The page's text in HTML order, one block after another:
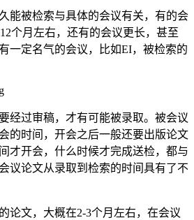
能被检索与具体的会议有关，有的会
个月左右，还有的会议更长，甚至
一定名气的会议，比如EI，被检索的
经过审稿，才有可能被录取。被会议
的时间，开会之后一般还要出版论文
才开会，什么时候才完成送检，都与
议论文从录取到检索的时间具有了不
论文，大概在2-3个月左右，在会议